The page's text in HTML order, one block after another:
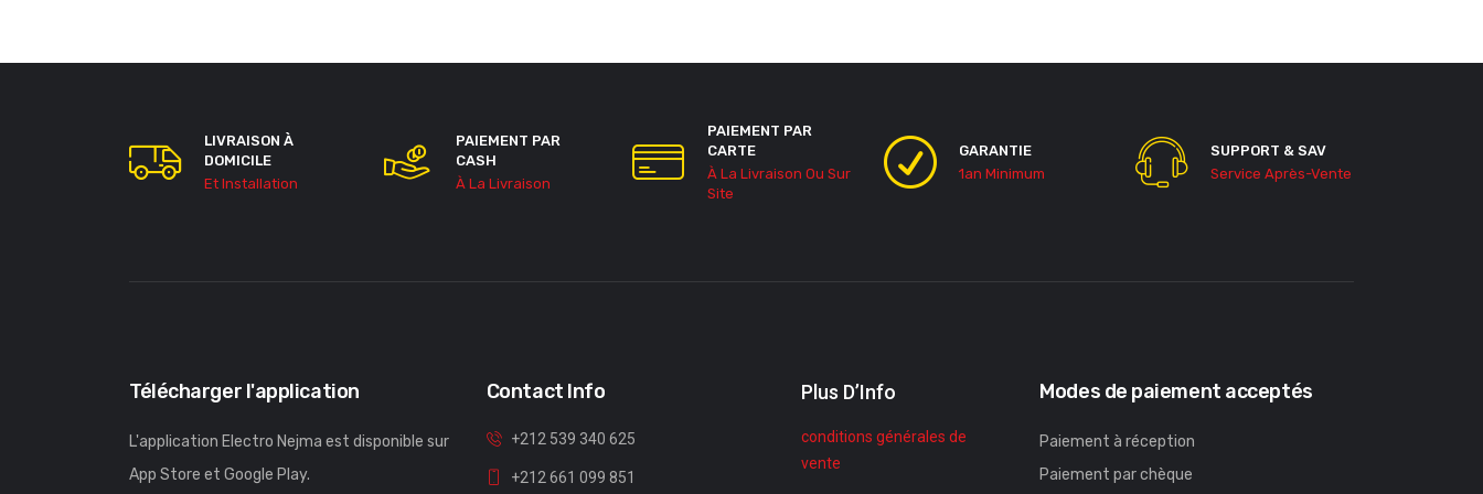
LIVRAISON À
DOMICILE
Et Installation
PAIEMENT PAR
CASH
À La Livraison
PAIEMENT PAR
CARTE
À La Livraison Ou Sur
Site
GARANTIE
1an Minimum
SUPPORT & SAV
Service Après-Vente
Télécharger l'application
L'application Electro Nejma est disponible sur
App Store et Google Play.
Contact Info
+212 539 340 625
+212 661 099 851
Plus D’Info
conditions générales de
vente
Modes de paiement acceptés
Paiement à réception
Paiement par chèque